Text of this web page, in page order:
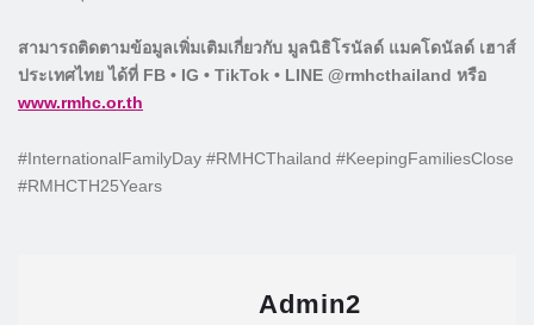
สามารถติดตามข้อมูลเพิ่มเติมเกี่ยวกับ มูลนิธิโรนัลด์ แมคโดนัลด์ เฮาส์
ประเทศไทย ได้ที่ FB • IG • TikTok • LINE @rmhcthailand หรือ
www.rmhc.or.th
#InternationalFamilyDay #RMHCThailand #KeepingFamiliesClose
#RMHCTH25Years
Admin2